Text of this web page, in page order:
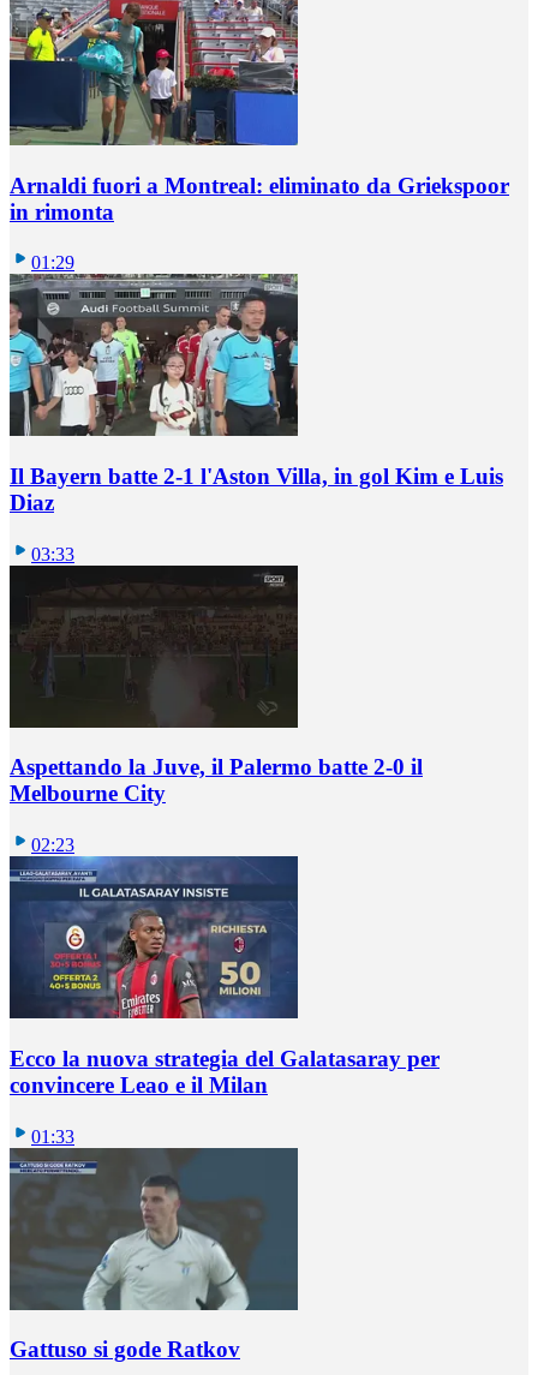
Arnaldi fuori a Montreal: eliminato da Griekspoor
in rimonta
01:29
Il Bayern batte 2-1 l'Aston Villa, in gol Kim e Luis
Diaz
03:33
Aspettando la Juve, il Palermo batte 2-0 il
Melbourne City
02:23
Ecco la nuova strategia del Galatasaray per
convincere Leao e il Milan
01:33
Gattuso si gode Ratkov